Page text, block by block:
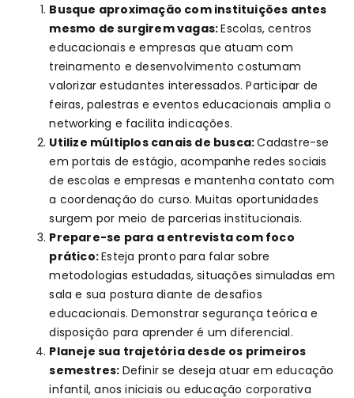
Busque aproximação com instituições antes
mesmo de surgirem vagas:Escolas, centros
educacionais e empresas que atuam com
treinamento e desenvolvimento costumam
valorizar estudantes interessados. Participar de
feiras, palestras e eventos educacionais amplia o
networking e facilita indicações.
Utilize múltiplos canais de busca:Cadastre-se
em portais de estágio, acompanhe redes sociais
de escolas e empresas e mantenha contato com
a coordenação do curso. Muitas oportunidades
surgem por meio de parcerias institucionais.
Prepare-se para a entrevista com foco
prático:Esteja pronto para falar sobre
metodologias estudadas, situações simuladas em
sala e sua postura diante de desafios
educacionais. Demonstrar segurança teórica e
disposição para aprender é um diferencial.
Planeje sua trajetória desde os primeiros
semestres: Definir se deseja atuar em educação
infantil, anos iniciais ou educação corporativa